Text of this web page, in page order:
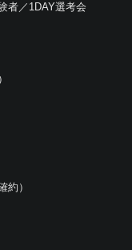
者／1DAY選考会
約）